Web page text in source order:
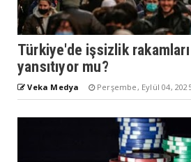
Türkiye'de işsizlik
yansıtıyor mu?
Veka Medya Perşembe, Eylül 04,